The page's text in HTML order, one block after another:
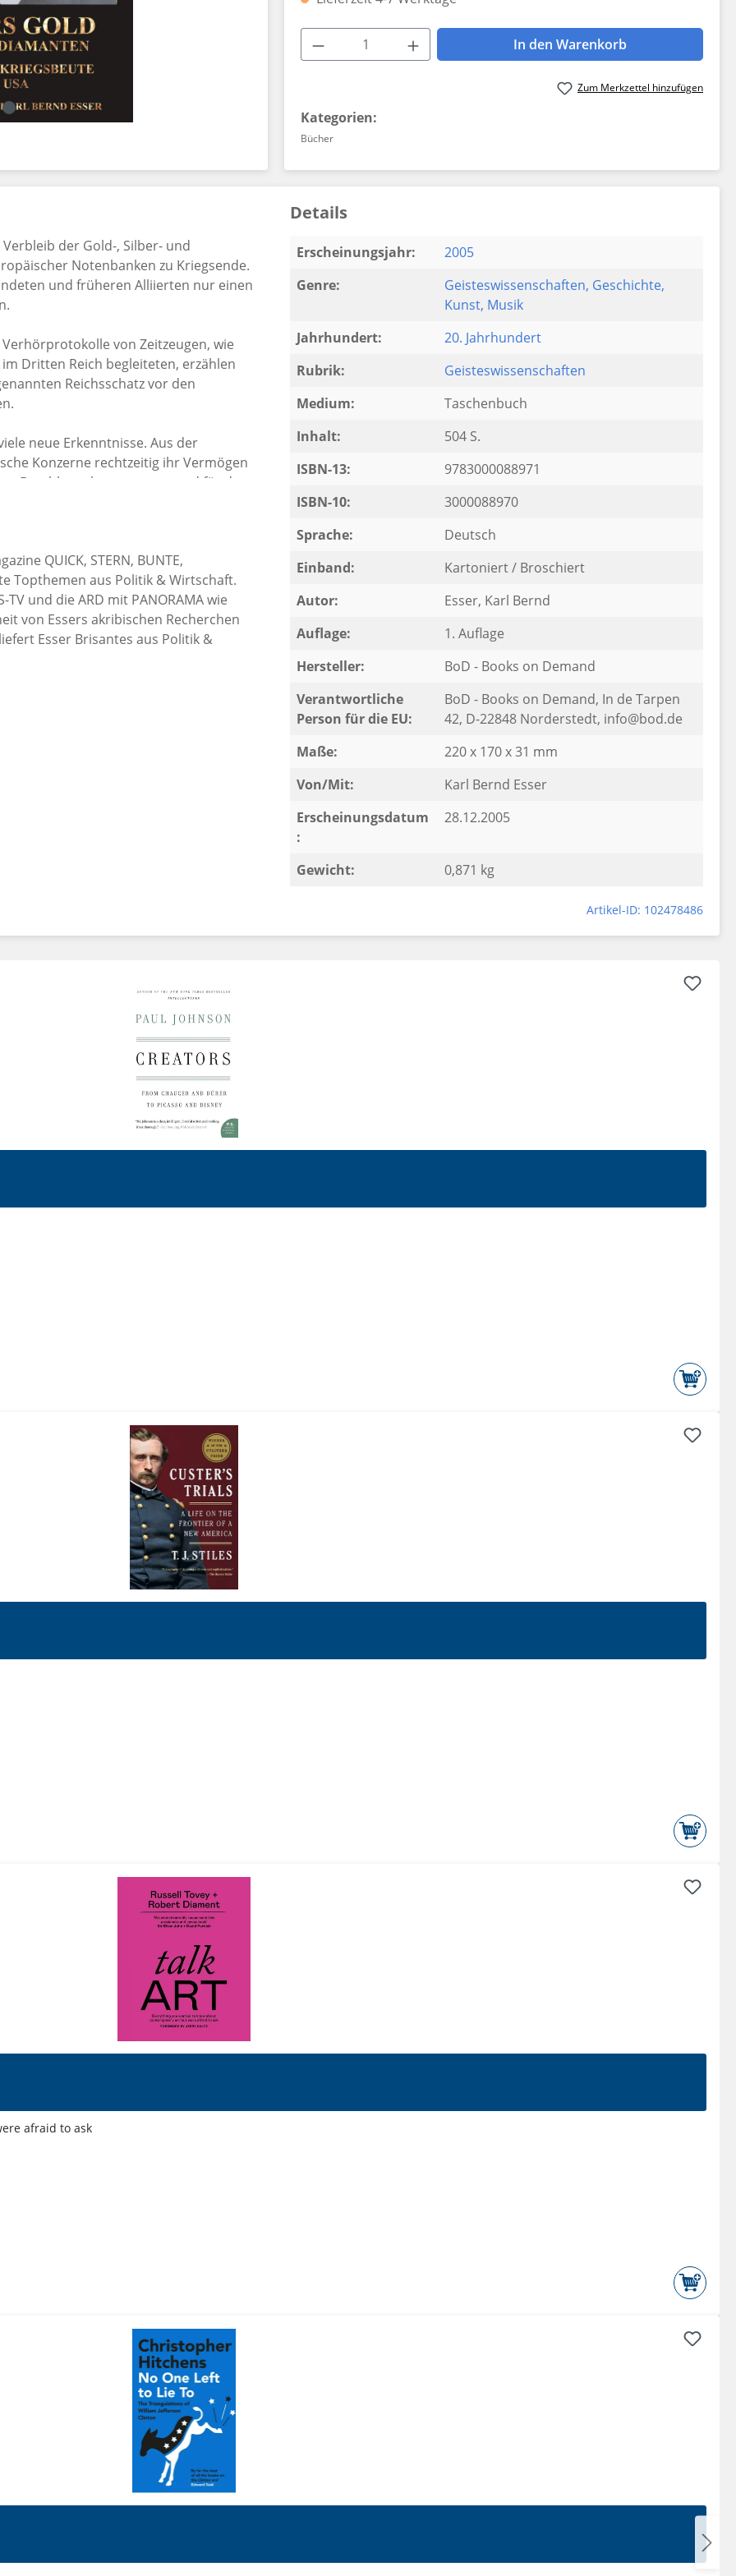
Produkt Anzahl: Gib den gewünschten Wert
In den Warenkorb
Zum Merkzettel hinzufügen
Kategorien:
Bücher
der Gold-, Silber- und
Notenbanken zu Kriegsende.
und früheren Alliierten nur einen
von Zeitzeugen, wie
Dritten Reich begleiteten, erzählen
Reichsschatz vor den
neue Erkenntnisse. Aus der
Konzerne rechtzeitig ihr Vermögen
Beschlagnahme gerettet und für den
geheimen Bank ist später zum
sogar deutscher Bundeskanzler.
des Papstes im Krieg von der
Unterlagen des Ministeriums für
von Banktresoren im Jahre 1962 auf
dieser Werte in den Westen.
Devisen & Diamanten, ist in ähnlicher
QUICK, STERN, BUNTE,
Topthemen aus Politik & Wirtschaft.
TV und die ARD mit PANORAMA wie
von Essers akribischen Recherchen
Esser Brisantes aus Politik &
Details
Erscheinungsjahr:
2005
Genre:
Geisteswissenschaften, Geschichte,
Kunst, Musik
Jahrhundert:
20. Jahrhundert
Rubrik:
Geisteswissenschaften
Medium:
Taschenbuch
Inhalt:
504 S.
ISBN-13:
9783000088971
ISBN-10:
3000088970
Sprache:
Deutsch
Einband:
Kartoniert / Broschiert
Autor:
Esser, Karl Bernd
Auflage:
1. Auflage
Hersteller:
BoD - Books on Demand
Verantwortliche
Person für die EU:
BoD - Books on Demand, In de Tarpen
42, D-22848 Norderstedt, info@bod.de
Maße:
220 x 170 x 31 mm
Von/Mit:
Karl Bernd Esser
Erscheinungsdatum
:
28.12.2005
Gewicht: 0,871 kg
Artikel-ID: 102478486
afraid to ask